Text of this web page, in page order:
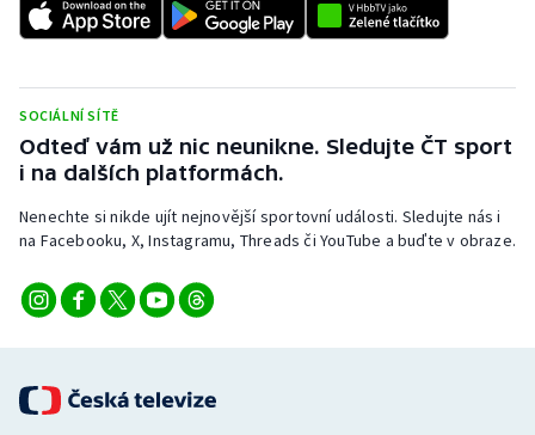
SOCIÁLNÍ SÍTĚ
Odteď vám už nic neunikne. Sledujte ČT sport
i na dalších platformách.
Nenechte si nikde ujít nejnovější sportovní události. Sledujte nás i
na Facebooku, X, Instagramu, Threads či YouTube a buďte v obraze.